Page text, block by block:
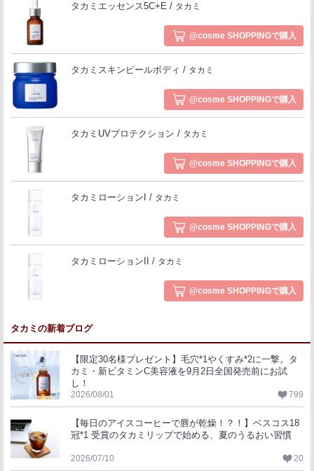
タカミエッセンス5C+E タカミ
@cosme SHOPPINGで購入
タカミスキンピールボディ タカミ
@cosme SHOPPINGで購入
タカミUVプロテクション タカミ
@cosme SHOPPINGで購入
タカミローションI タカミ
@cosme SHOPPINGで購入
タカミローションII タカミ
@cosme SHOPPINGで購入
タカミの新着ブログ
【限定30名様プレゼント】毛穴*1やくすみ*2に一撃。タ
カミ・新ビタミンC美容液を9月2日全国発売前にお試
し！
2026/08/01 799
【毎日のアイスコーヒーで唇が乾燥！？！】ベスコス18
冠*1 受賞のタカミリップで始める、夏のうるおい習慣
2026/07/10 20